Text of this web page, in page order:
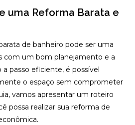
uma Reforma Barata e
de banheiro pode ser uma
com um bom planejamento e a
passo eficiente, é possível
o espaço sem comprometer
vamos apresentar um roteiro
possa realizar sua reforma de